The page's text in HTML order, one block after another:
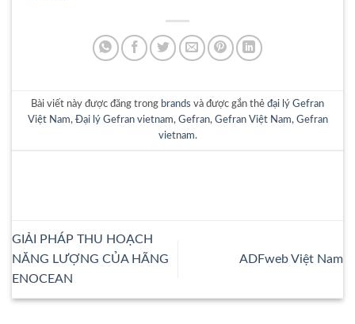
Bài viết này được đăng trong brands và được gắn thẻ đại lý Gefran
Việt Nam, Đại lý Gefran vietnam, Gefran, Gefran Việt Nam, Gefran
vietnam.
GIẢI PHÁP THU HOẠCH
NĂNG LƯỢNG CỦA HÃNG
ENOCEAN
ADFweb Việt Nam